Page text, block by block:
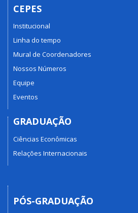
CEPES
Institucional
Linha do tempo
Mural de Coordenadores
Nossos Números
Equipe
Eventos
GRADUAÇÃO
Ciências Econômicas
Relações Internacionais
PÓS-GRADUAÇÃO